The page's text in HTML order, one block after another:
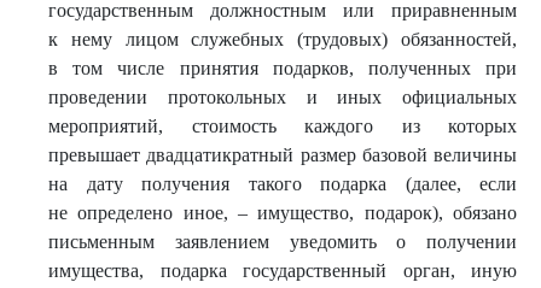
государственным должностным или приравненным
к нему лицом служебных (трудовых) обязанностей,
в том числе принятия подарков, полученных при
проведении протокольных и иных официальных
мероприятий, стоимость каждого из которых
превышает двадцатикратный размер базовой величины
на дату получения такого подарка (далее, если
не определено иное, – имущество, подарок), обязано
письменным заявлением уведомить о получении
имущества, подарка государственный орган, иную